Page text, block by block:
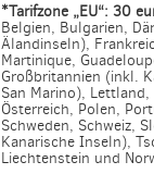
*Tarifzone „EU“: 30
Belgien, Bulgarien,
Älandinseln),
Martinique,
Großbritannien (inkl.
San Marino),
Österreich, Polen,
Schweden, Schweiz,
Kanarische Inseln),
Liechtenstein und